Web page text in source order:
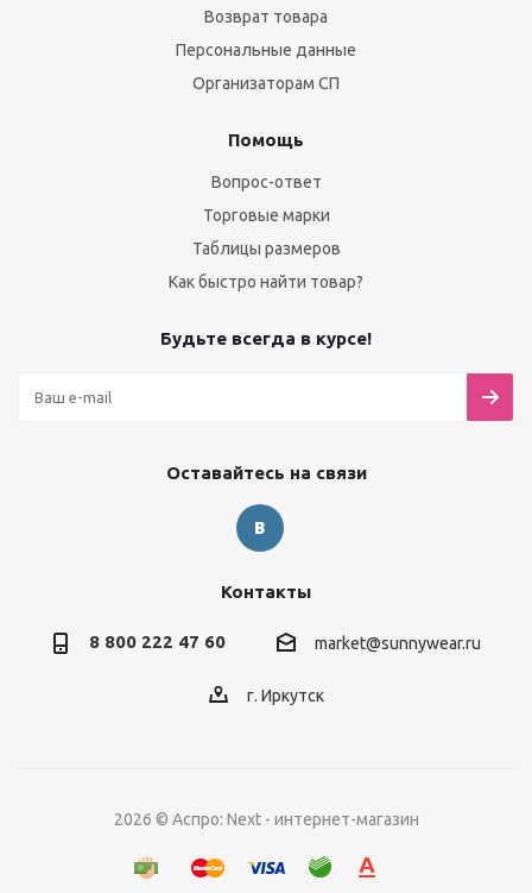
Возврат товара
Персональные данные
Организаторам СП
Помощь
Вопрос-ответ
Торговые марки
Таблицы размеров
Как быстро найти товар?
Будьте всегда в курсе!
Оставайтесь на связи
Контакты
8 800 222 47 60 market@sunnywear.ru
г. Иркутск
2026 © Аспро: Next - интернет-магазин